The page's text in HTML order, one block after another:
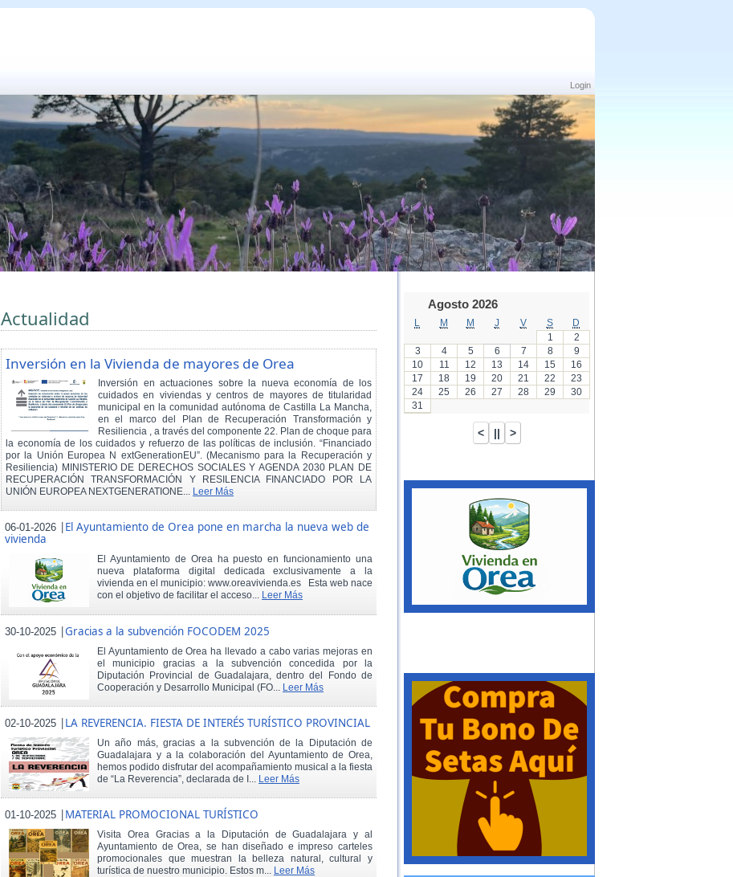
Login
Actualidad
Inversión en la Vivienda de mayores de Orea
Inversión en actuaciones sobre la nueva economía de los
cuidados en viviendas y centros de mayores de titularidad
municipal en la comunidad autónoma de Castilla La Mancha,
en el marco del Plan de Recuperación Transformación y
Resiliencia , a través del componente 22. Plan de choque para
la economía de los cuidados y refuerzo de las políticas de inclusión. “Financiado
por la Unión Europea N extGenerationEU”. (Mecanismo para la Recuperación y
Resiliencia) MINISTERIO DE DERECHOS SOCIALES Y AGENDA 2030 PLAN DE
RECUPERACIÓN TRANSFORMACIÓN Y RESILENCIA FINANCIADO POR LA
UNIÓN EUROPEA NEXTGENERATIONE... Leer Más
06-01-2026 |El Ayuntamiento de Orea pone en marcha la nueva web de
vivienda
El Ayuntamiento de Orea ha puesto en funcionamiento una
nueva plataforma digital dedicada exclusivamente a la
vivienda en el municipio: www.oreavivienda.es Esta web nace
con el objetivo de facilitar el acceso... Leer Más
30-10-2025 |Gracias a la subvención FOCODEM 2025
El Ayuntamiento de Orea ha llevado a cabo varias mejoras en
el municipio gracias a la subvención concedida por la
Diputación Provincial de Guadalajara, dentro del Fondo de
Cooperación y Desarrollo Municipal (FO... Leer Más
02-10-2025 |LA REVERENCIA. FIESTA DE INTERÉS TURÍSTICO PROVINCIAL
Un año más, gracias a la subvención de la Diputación de
Guadalajara y a la colaboración del Ayuntamiento de Orea,
hemos podido disfrutar del acompañamiento musical a la fiesta
de “La Reverencia”, declarada de I... Leer Más
01-10-2025 |MATERIAL PROMOCIONAL TURÍSTICO
Visita Orea Gracias a la Diputación de Guadalajara y al
Ayuntamiento de Orea, se han diseñado e impreso carteles
promocionales que muestran la belleza natural, cultural y
turística de nuestro municipio. Estos m... Leer Más
Agosto 2026
M M J V S
D
1
2
3
4 5 6 7 8
9
10
11 12 13 14 15
16
17
18 19 20 21 22
23
24
25 26 27 28 29
30
31